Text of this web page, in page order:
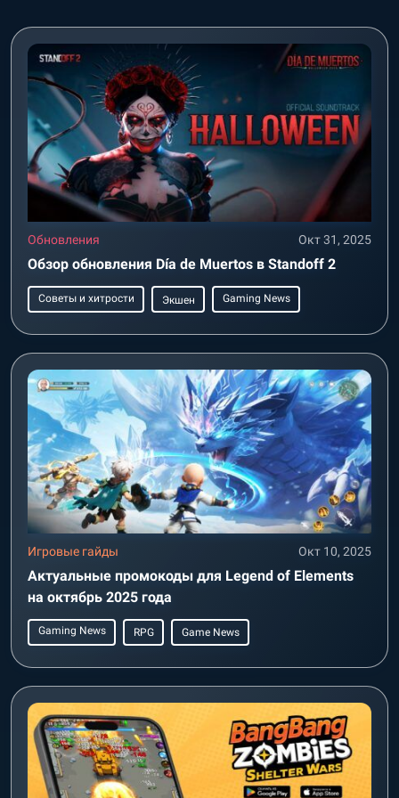
Обновления Окт 31, 2025
Обзор обновления Día de Muertos в Standoff 2
Советы и хитрости Экшен Gaming News
Игровые гайды Окт 10, 2025
Актуальные промокоды для Legend of Elements
на октябрь 2025 года
Gaming News RPG Game News